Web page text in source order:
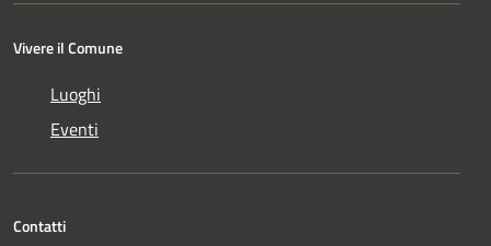
Vivere il Comune
Luoghi
Eventi
Contatti